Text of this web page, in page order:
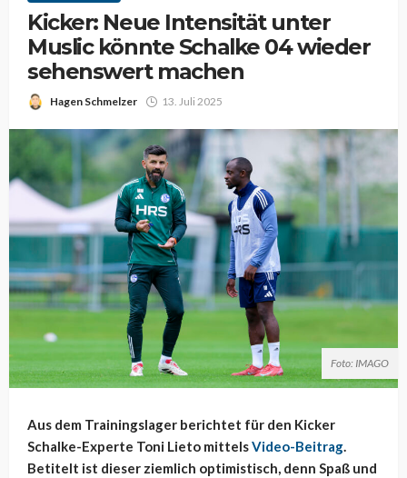
Kicker: Neue Intensität unter
Muslic könnte Schalke 04 wieder
sehenswert machen
Hagen Schmelzer 13. Juli 2025
Foto: IMAGO
Aus dem Trainingslager berichtet für den Kicker
Schalke-Experte Toni Lieto mittelsVideo-Beitrag.
Betitelt ist dieser ziemlich optimistisch, denn Spaß und